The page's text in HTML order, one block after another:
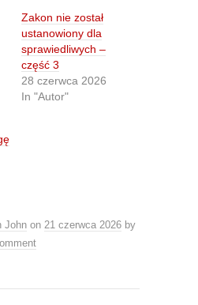
Zakon nie został
ustanowiony dla
sprawiedliwych –
część 3
28 czerwca 2026
In "Autor"
John on 21 czerwca 2026 by